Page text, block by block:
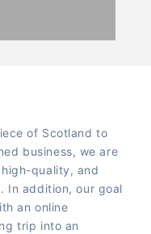
of Scotland to
business, we are
quality, and
In addition, our goal
an online
trip into an